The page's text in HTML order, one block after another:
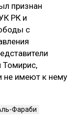
на
компенсации
в
денежного
вреда, —
иска